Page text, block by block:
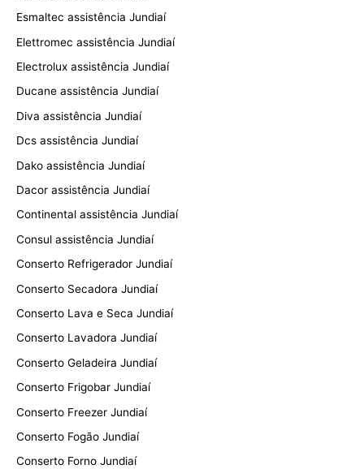
Esmaltec assistência Jundiaí
Elettromec assistência Jundiaí
Electrolux assistência Jundiaí
Ducane assistência Jundiaí
Diva assistência Jundiaí
Dcs assistência Jundiaí
Dako assistência Jundiaí
Dacor assistência Jundiaí
Continental assistência Jundiaí
Consul assistência Jundiaí
Conserto Refrigerador Jundiaí
Conserto Secadora Jundiaí
Conserto Lava e Seca Jundiaí
Conserto Lavadora Jundiaí
Conserto Geladeira Jundiaí
Conserto Frigobar Jundiaí
Conserto Freezer Jundiaí
Conserto Fogão Jundiaí
Conserto Forno Jundiaí